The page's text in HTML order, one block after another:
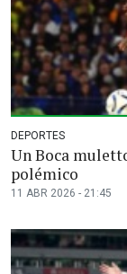
DEPORTES
Un Boca
polémico
11 ABR 2026 - 21:45